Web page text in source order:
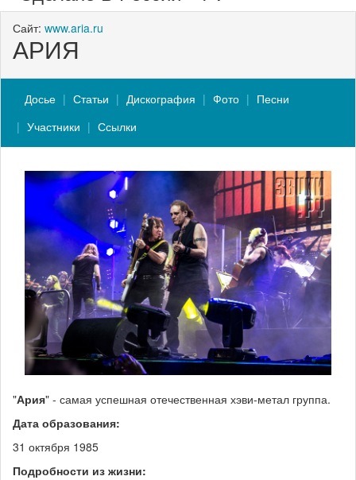
Сайт: www.aria.ru
АРИЯ
Досье Статьи Дискография Фото
Песни
Участники
Ссылки
"Ария" - самая успешная отечественная хэви-метал группа.
Дата образования:
31 октября 1985
Подробности из жизни: